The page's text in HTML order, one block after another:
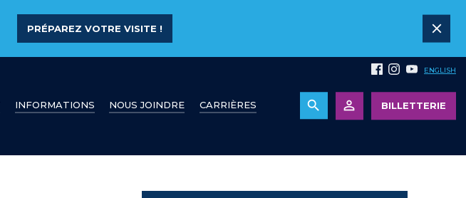
PRÉPAREZ VOTRE VISITE !
INFORMATIONS NOUS JOINDRE CARRIÈRES
ENGLISH
BILLETTERIE